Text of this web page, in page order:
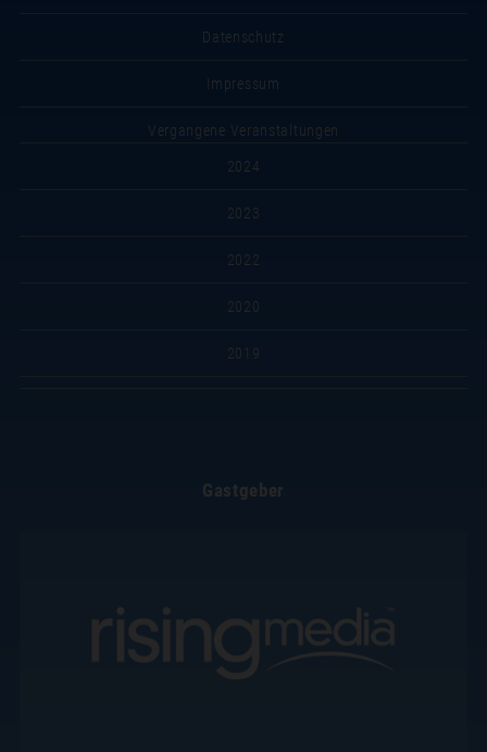
Datenschutz
Impressum
Vergangene Veranstaltungen
2024
2023
2022
2020
2019
Gastgeber